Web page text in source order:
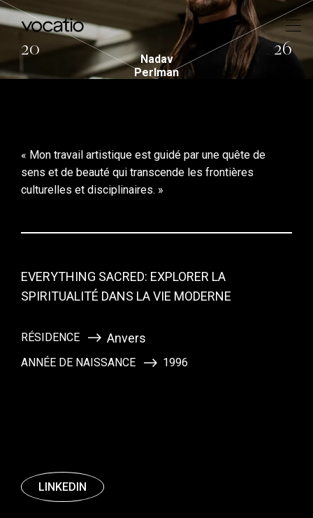
20 26
Nadav
Perlman
« Mon travail artistique est guidé par une quête de
sens et de beauté qui transcende les frontières
culturelles et disciplinaires. »
EVERYTHING SACRED: EXPLORER LA
SPIRITUALITÉ DANS LA VIE MODERNE
RÉSIDENCE Anvers
ANNÉE DE NAISSANCE 1996
LINKEDIN